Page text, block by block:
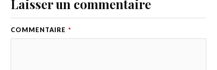
Laisser un commentaire
COMMENTAIRE *